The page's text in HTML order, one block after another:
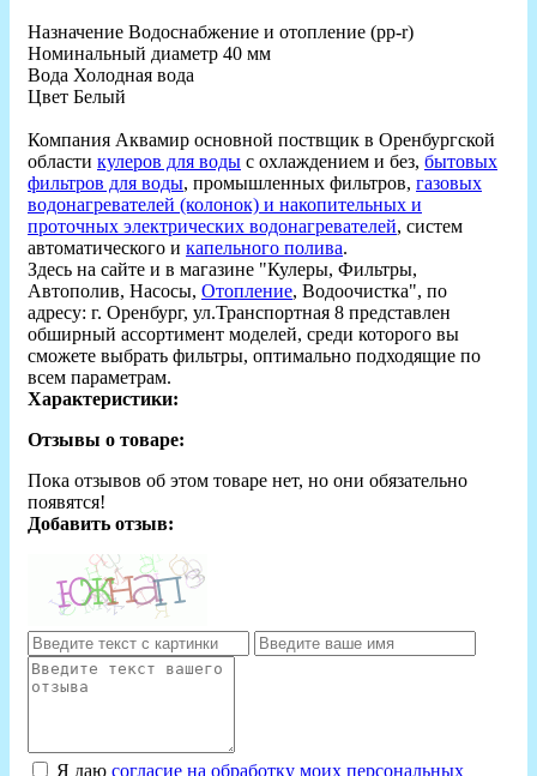
Назначение Водоснабжение и отопление (рр-r)
Номинальный диаметр 40 мм
Вода Холодная вода
Цвет Белый
Компания Аквамир основной поствщик в Оренбургской
области кулеров для воды с охлаждением и без, бытовых
фильтров для воды, промышленных фильтров, газовых
водонагревателей (колонок) и накопительных и
проточных электрических водонагревателей, систем
автоматического и капельного полива.
Здесь на сайте и в магазине "Кулеры, Фильтры,
Автополив, Насосы, Отопление, Водоочистка", по
адресу: г. Оренбург, ул.Транспортная 8 представлен
обширный ассортимент моделей, среди которого вы
сможете выбрать фильтры, оптимально подходящие по
всем параметрам.
Характеристики:
Отзывы о товаре:
Пока отзывов об этом товаре нет, но они обязательно
появятся!
Добавить отзыв:
Я даю согласие на обработку моих персональных